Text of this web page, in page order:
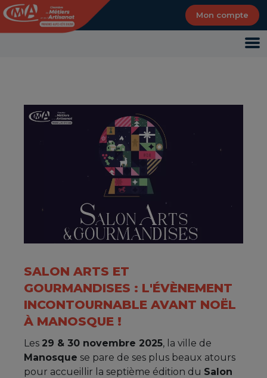
Mon compte
SALON ARTS ET
GOURMANDISES : L'ÉVÈNEMENT
INCONTOURNABLE AVANT NOËL
À MANOSQUE !
Les 29 & 30 novembre 2025, la ville de
Manosque se pare de ses plus beaux atours
pour accueillir la septième édition du Salon
Panneau de gestion des cookies